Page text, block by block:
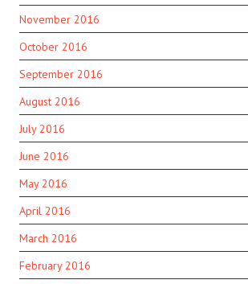
November 2016
October 2016
September 2016
August 2016
July 2016
June 2016
May 2016
April 2016
March 2016
February 2016